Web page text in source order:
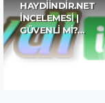
HAYDIINDIR.NET
İNCELEMESI |
GÜVENLI MI?…